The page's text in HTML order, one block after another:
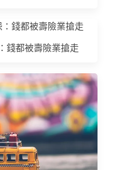
錢都被壽險業搶走